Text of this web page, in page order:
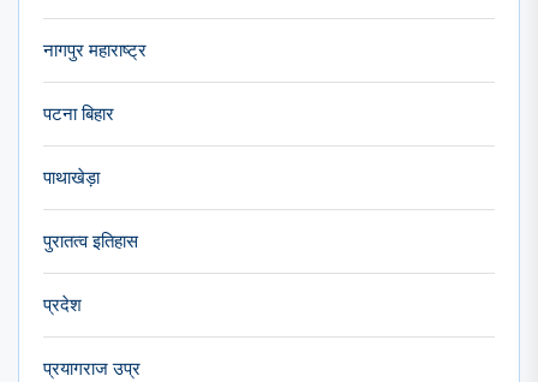
नागपुर महाराष्ट्र
पटना बिहार
पाथाखेड़ा
पुरातत्व इतिहास
प्रदेश
प्रयागराज उप्र